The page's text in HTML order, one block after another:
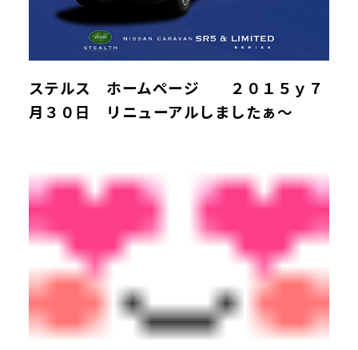
ステルス ホームページ ２０１５ｙ７
月３０日 リニューアルしましたぁ～